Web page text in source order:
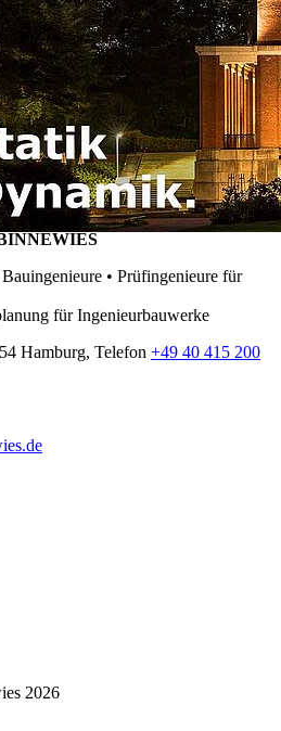
• Prüfingenieure für
für Ingenieurbauwerke
Hamburg, Telefon +49 40 415 200
2026